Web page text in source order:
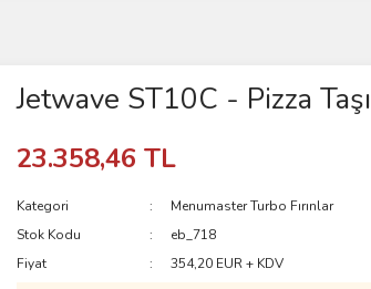
Jetwave ST10C - Pizza Taşı
23.358,46 TL
Kategori
Menumaster Turbo Fırınlar
Stok Kodu
eb_718
Fiyat
354,20 EUR + KDV